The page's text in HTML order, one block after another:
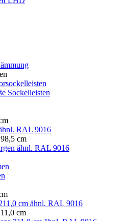
Sockelleisten
RAL 9016
cm
ähnl. RAL 9016
cm ähnl. RAL 9016
cm